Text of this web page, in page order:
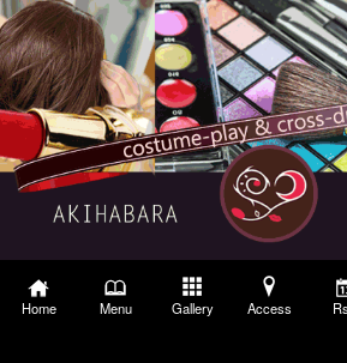
Home Menu Gallery Access